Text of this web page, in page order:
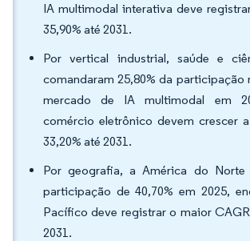
IA multimodal interativa deve
35,90% até 2031.
Por vertical industrial, saúde e
comandaram 25,80% da participação
mercado de IA multimodal em
comércio eletrônico devem crescer
33,20% até 2031.
Por geografia, a América do Norte
participação de 40,70% em 2025,
Pacífico deve registrar o maior
2031.